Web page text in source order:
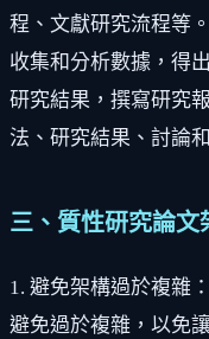
程、文獻研究流程等
收集和分析數據，得
研究結果，撰寫研究
法、研究結果、討論
三、質性研究論文
1. 避免架構過於複雜
避免過於複雜，以免